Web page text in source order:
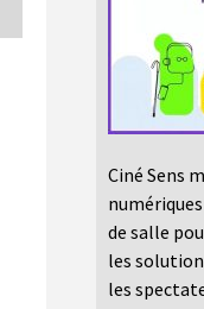
Ciné Sens
de salle
les
les